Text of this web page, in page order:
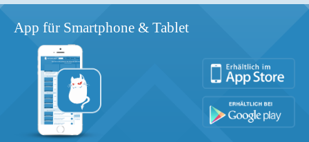
App für Smartphone & Tablet